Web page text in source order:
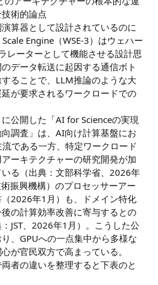
術的論点
算器として設計されているのに
Engine（WSE-3）はウェハー
レーターとして機能させる設計思
データ転送に起因する通信ボト
ることで、LLM推論のような大
が要求されるワークロードでの
公開した「AI for Scienceの実現
調査」は、AI向け計算基盤にお
である一方、特定ワークロード
ーキテクチャーの研究開発が加
る（出典：文部科学省、2026年
術振興機構）のプロセッサーアー
2026年1月）も、ドメイン特化
の計算効率改善に寄与するとの
JST、2026年1月 ）。こうした公
、GPUへの一点集中から多様な
が官民双方で高まっている。
者の違いを整理すると下表のと